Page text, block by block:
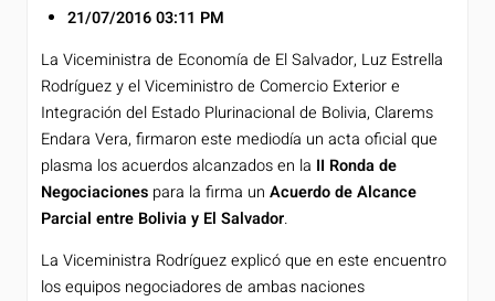
21/07/201603:11 PM
La Viceministra de Economía de El Salvador, Luz Estrella
Rodríguez y el Viceministro de Comercio Exterior e
Integración del Estado Plurinacional de Bolivia, Clarems
Endara Vera, firmaron este mediodía un acta oficial que
plasma los acuerdos alcanzados en la II Ronda de
Negociaciones para la firma un Acuerdo de Alcance
Parcial entre Bolivia y El Salvador.
La Viceministra Rodríguez explicó que en este encuentro
los equipos negociadores de ambas naciones